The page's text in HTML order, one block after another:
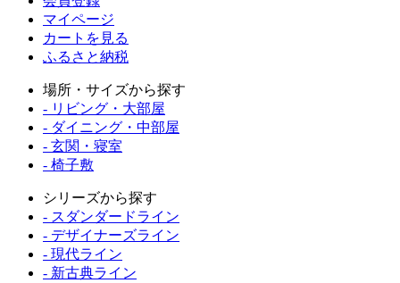
マイページ
カートを見る
ふるさと納税
場所・サイズから探す
- リビング・大部屋
- ダイニング・中部屋
- 玄関・寝室
- 椅子敷
シリーズから探す
- スダンダードライン
- デザイナーズライン
- 現代ライン
- 新古典ライン